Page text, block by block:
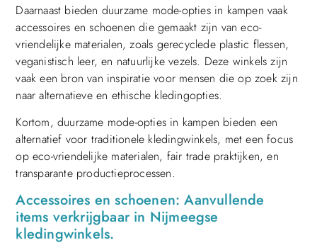
Daarnaast bieden duurzame mode-opties in kampen vaak
accessoires en schoenen die gemaakt zijn van eco-
vriendelijke materialen, zoals gerecyclede plastic flessen,
veganistisch leer, en natuurlijke vezels. Deze winkels zijn
vaak een bron van inspiratie voor mensen die op zoek zijn
naar alternatieve en ethische kledingopties.
Kortom, duurzame mode-opties in kampen bieden een
alternatief voor traditionele kledingwinkels, met een focus
op eco-vriendelijke materialen, fair trade praktijken, en
transparante productieprocessen.
Accessoires en schoenen: Aanvullende
items verkrijgbaar in Nijmeegse
kledingwinkels.